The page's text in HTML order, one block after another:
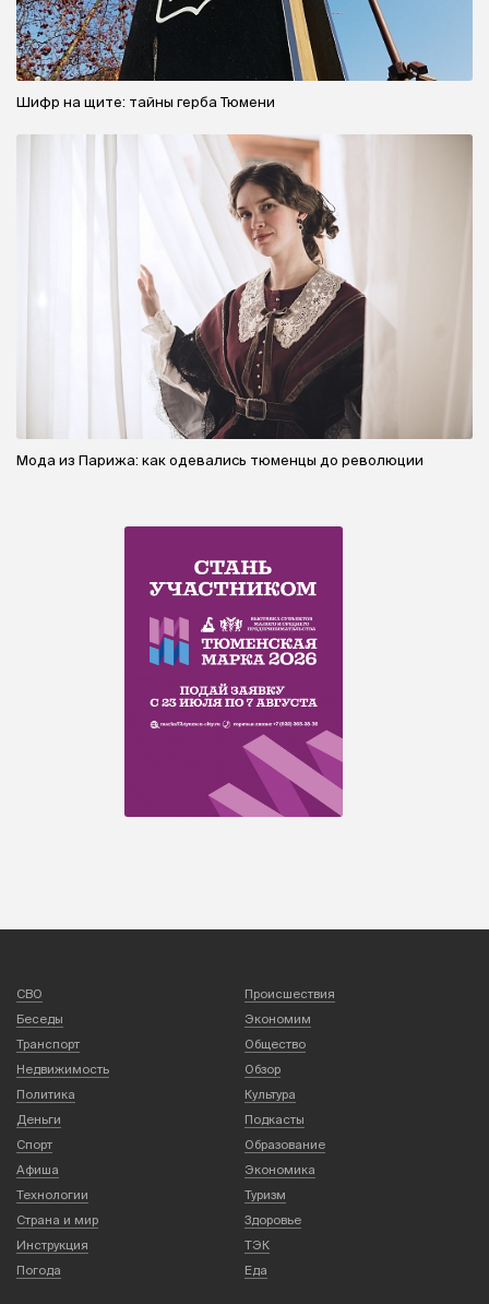
Шифр на щите: тайны герба Тюмени
Мода из Парижа: как одевались тюменцы до революции
СВО
Происшествия
Беседы
Экономим
Транспорт
Общество
Недвижимость
Обзор
Политика
Культура
Деньги
Подкасты
Спорт
Образование
Афиша
Экономика
Технологии
Туризм
Страна и мир
Здоровье
Инструкция
ТЭК
Погода
Еда